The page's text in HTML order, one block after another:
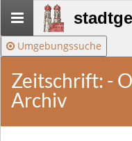
Stadtgeschichte-
München
Umgebungssuche
Zeitschrift: -
Archiv